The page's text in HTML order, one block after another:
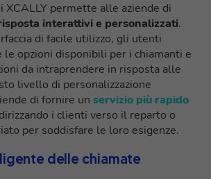
XCALLY permette alle aziende di
interattivi e personalizzati.
di facile utilizzo, gli utenti
le opzioni disponibili per i chiamanti e
da intraprendere in risposta alle
livello di personalizzazione
di fornire un servizio più rapido
i clienti verso il reparto o
per soddisfare le loro esigenze.
delle chiamate